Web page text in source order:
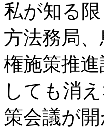
私が知る
方法務局
権施策推
しても消
策会議が